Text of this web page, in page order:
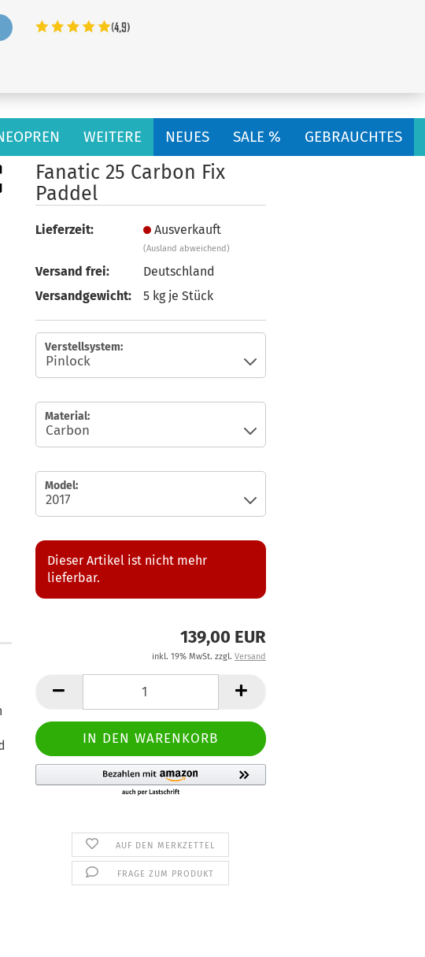
Suchbegriff...
NEUES SALE % GEBRAUCHTES
WEITERE
Fanatic 25 Carbon Fix
Paddel
Lieferzeit: Ausverkauft
(Ausland abweichend)
Versand frei:
Deutschland
Versandgewicht:
5kg je Stück
Verstellsystem:
Material:
Model:
Dieser Artikel ist nicht mehr
lieferbar.
139,00 EUR
inkl. 19% MwSt. zzgl. Versand
AUF DEN MERKZETTEL
FRAGE ZUM PRODUKT